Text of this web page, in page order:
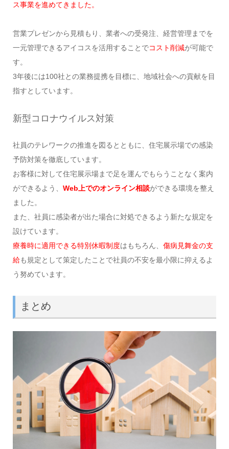
ス事業を進めてきました。
営業プレゼンから見積もり、業者への受発注、経営管理までを
一元管理できるアイコスを活用することでコスト削減が可能で
す。
3年後には100社との業務提携を目標に、地域社会への貢献を目
指すとしています。
新型コロナウイルス対策
社員のテレワークの推進を図るとともに、住宅展示場での感染
予防対策を徹底しています。
お客様に対して住宅展示場まで足を運んでもらうことなく案内
ができるよう、 Web上でのオンライン相談ができる環境を整え
ました。
また、社員に感染者が出た場合に対処できるよう新たな規定を
設けています。
療養時に適用できる特別休暇制度はもちろん、 傷病見舞金の支
給も規定として策定したことで社員の不安を最小限に抑えるよ
う努めています。
まとめ